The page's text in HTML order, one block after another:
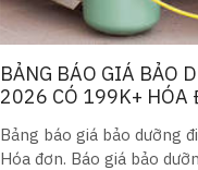
BẢNG BÁO GIÁ BẢO
2026 CÓ 199K+ HÓA
Bảng báo giá bảo dưỡng
Hóa đơn. Báo giá bảo